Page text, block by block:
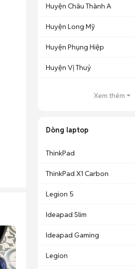
Huyện Châu Thành A
Huyện Long Mỹ
Huyện Phụng Hiệp
Huyện Vị Thuỷ
Xem thêm
Dòng laptop
ThinkPad
ThinkPad X1 Carbon
Legion 5
Ideapad Slim
Ideapad Gaming
Legion